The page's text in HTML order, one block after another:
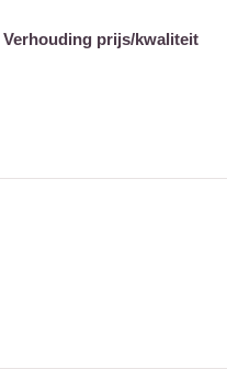
Verhouding prijs/kwaliteit